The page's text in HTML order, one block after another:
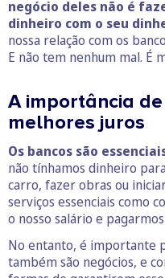
negócio deles não é
dinheiro com o seu
nossa relação com os
E não tem nenhum mal. É
A importância
melhores juros
Os bancos são
não tínhamos dinheiro
carro, fazer obras ou
serviços essenciais como
o nosso salário e
No entanto, é importante
também são negócios, e